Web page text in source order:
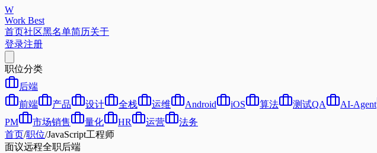
W
Work Best
首页社区黑名单简历关于
登录注册
职位分类
后端
前端
产品 设计 全栈 运维 Android iOS 算法 测试QA AI-Agent
PM
市场销售 量化 HR 运营
法务
首页/职位/JavaScript工程师
面议远程全职后端